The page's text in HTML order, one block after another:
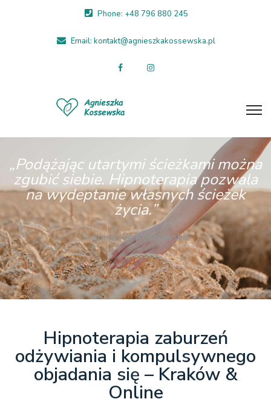
Phone: +48 796 880 245
Email: kontakt@agnieszkakossewska.pl
„Podążając utartymi ścieżkami można
zgubić siebie. Hipnoterapia pozwala
na wydeptanie własnych ścieżek
życia.”
Agnieszka Kossewska
Hipnoterapia zaburzeń
odżywiania i kompulsywnego
objadania się – Kraków &
Online